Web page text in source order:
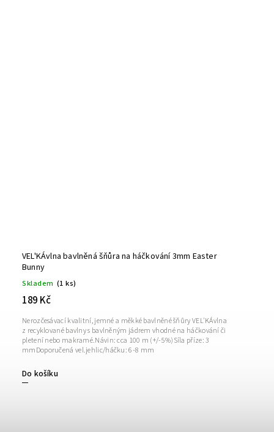
VEL'KÁvlna bavlněná šňůra na háčkování 3mm Easter
Bunny
Skladem (1 ks)
189 Kč
Do košíku
Nerozčesávací kvalitní, jemné a měkké bavlněné šňůry VEL'KÁvlna
z recyklované bavlny s bavlněným jádrem vhodné na háčkování či
pletení nebo makramé.Návin: cca 100 m (+/-5%)Síla příze: 3
mmDoporučená vel.jehlic/háčku: 6-8 mm